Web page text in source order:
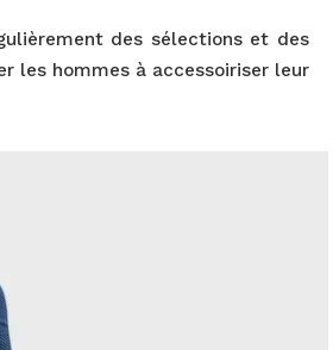
des sélections et des
les hommes à accessoiriser leur